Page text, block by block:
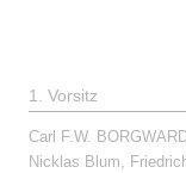
1. Vorsitz
Carl F.W.
Nicklas Blum,